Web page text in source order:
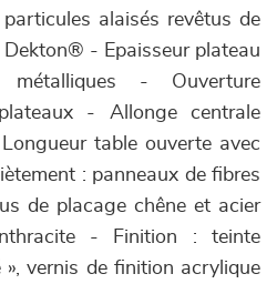
alaisés revêtus de
Dekton® - Epaisseur plateau
- Ouverture
- Allonge centrale
table ouverte avec
: panneaux de fibres
de placage chêne et acier
- Finition : teinte
vernis de finition acrylique